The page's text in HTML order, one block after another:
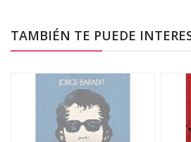
TAMBIÉN TE PUEDE